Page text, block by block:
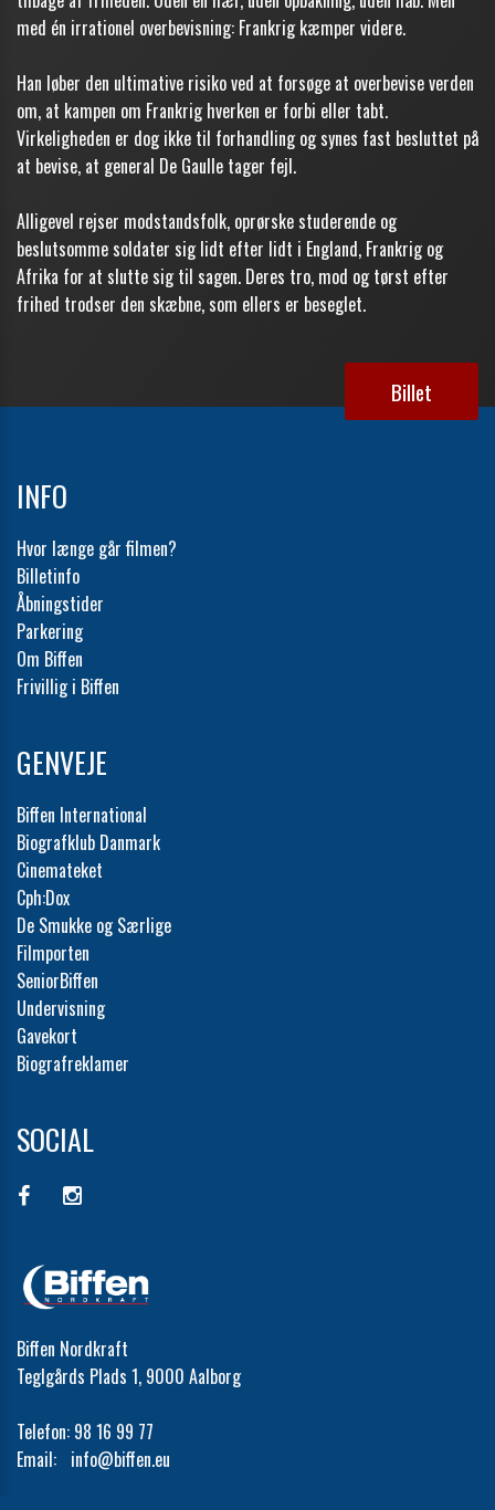
med én irrationel overbevisning: Frankrig kæmper videre.
Han løber den ultimative risiko ved at forsøge at overbevise verden
om, at kampen om Frankrig hverken er forbi eller tabt.
Virkeligheden er dog ikke til forhandling og synes fast besluttet på
at bevise, at general De Gaulle tager fejl.
Alligevel rejser modstandsfolk, oprørske studerende og
beslutsomme soldater sig lidt efter lidt i England, Frankrig og
Afrika for at slutte sig til sagen. Deres tro, mod og tørst efter
frihed trodser den skæbne, som ellers er beseglet.
Billet
INFO
Hvor længe går filmen?
Billetinfo
Åbningstider
Parkering
Om Biffen
Frivillig i Biffen
GENVEJE
Biffen International
Biografklub Danmark
Cinemateket
Cph:Dox
De Smukke og Særlige
Filmporten
SeniorBiffen
Undervisning
Gavekort
Biografreklamer
SOCIAL
Biffen Nordkraft
Teglgårds Plads 1, 9000 Aalborg
Telefon: 98 16 99 77
Email: info@biffen.eu